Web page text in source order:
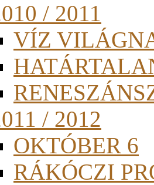
/ 2011
VÍZ
/ 2012
OKTÓBER 6
RÁKÓCZI